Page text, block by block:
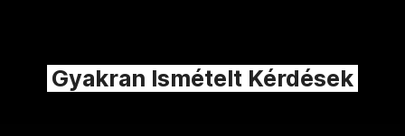
Gyakran Ismételt Kérdések